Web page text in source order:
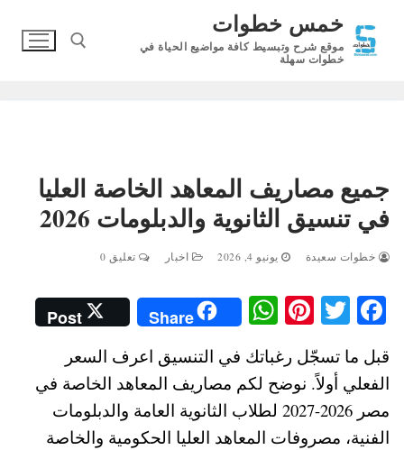
المحتوى
خمس خطوات
موقع شرح وتبسيط كافة مواضيع الحياة في
خطوات سهلة
جميع مصاريف المعاهد الخاصة العليا
في تنسيق الثانوية والدبلومات 2026
خطوات سعيدة يونيو 4, 2026 اخبار تعليق 0
Fa
ce
bo
ok
T
wi
tte
r
Pi
nt
er
es
t
W
ha
ts
A
pp
Share
Post
قبل ما تسجّل رغباتك في التنسيق اعرف السعر
الفعلي أولاً. نوضح لكم مصاريف المعاهد الخاصة في
مصر 2026-2027 لطلاب الثانوية العامة والدبلومات
الفنية، مصروفات المعاهد العليا الحكومية والخاصة